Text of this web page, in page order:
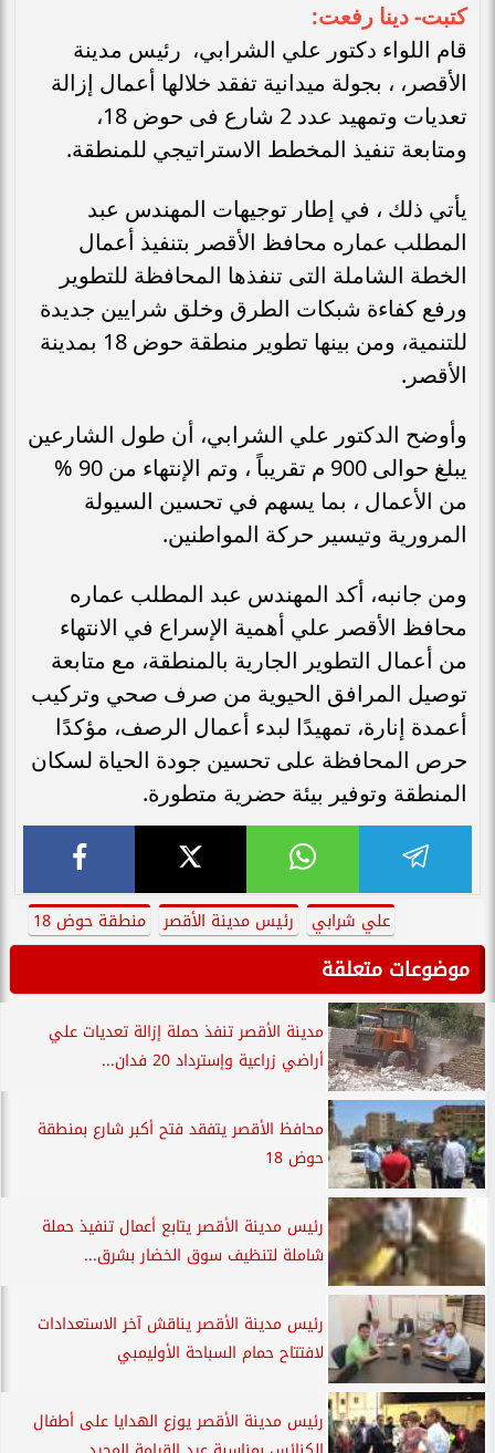
كتبت- دينا رفعت:
قام اللواء دكتور علي الشرابي، رئيس مدينة
الأقصر، ، بجولة ميدانية تفقد خلالها أعمال إزالة
تعديات وتمهيد عدد 2 شارع فى حوض 18،
ومتابعة تنفيذ المخطط الاستراتيجي للمنطقة.
يأتي ذلك ، في إطار توجيهات المهندس عبد
المطلب عماره محافظ الأقصر بتنفيذ أعمال
الخطة الشاملة التى تنفذها المحافظة للتطوير
ورفع كفاءة شبكات الطرق وخلق شرايين جديدة
للتنمية، ومن بينها تطوير منطقة حوض 18 بمدينة
الأقصر.
وأوضح الدكتور علي الشرابي، أن طول الشارعين
يبلغ حوالى 900 م تقريباً ، وتم الإنتهاء من 90 %
من الأعمال ، بما يسهم في تحسين السيولة
المرورية وتيسير حركة المواطنين.
ومن جانبه، أكد المهندس عبد المطلب عماره
محافظ الأقصر علي أهمية الإسراع في الانتهاء
من أعمال التطوير الجارية بالمنطقة، مع متابعة
توصيل المرافق الحيوية من صرف صحي وتركيب
أعمدة إنارة، تمهيدًا لبدء أعمال الرصف، مؤكدًا
حرص المحافظة على تحسين جودة الحياة لسكان
المنطقة وتوفير بيئة حضرية متطورة.
علي شرابي رئيس مدينة الأقصر منطقة حوض 18
موضوعات متعلقة
مدينة الأقصر تنفذ حملة إزالة تعديات علي
أراضي زراعية وإسترداد 20 فدان...
محافظ الأقصر يتفقد فتح أكبر شارع بمنطقة
حوض 18
رئيس مدينة الأقصر يتابع أعمال تنفيذ حملة
شاملة لتنظيف سوق الخضار بشرق...
رئيس مدينة الأقصر يناقش آخر الاستعدادات
لافتتاح حمام السباحة الأوليمبي
رئيس مدينة الأقصر يوزع الهدايا على أطفال